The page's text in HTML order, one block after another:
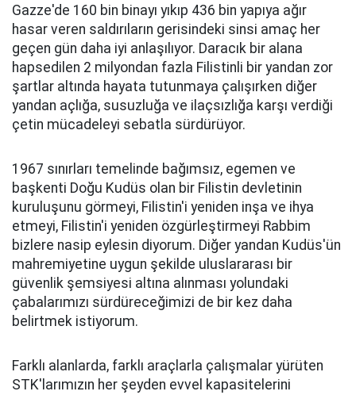
Gazze'de 160 bin binayı yıkıp 436 bin yapıya ağır
hasar veren saldırıların gerisindeki sinsi amaç her
geçen gün daha iyi anlaşılıyor. Daracık bir alana
hapsedilen 2 milyondan fazla Filistinli bir yandan zor
şartlar altında hayata tutunmaya çalışırken diğer
yandan açlığa, susuzluğa ve ilaçsızlığa karşı verdiği
çetin mücadeleyi sebatla sürdürüyor.
1967 sınırları temelinde bağımsız, egemen ve
başkenti Doğu Kudüs olan bir Filistin devletinin
kuruluşunu görmeyi, Filistin'i yeniden inşa ve ihya
etmeyi, Filistin'i yeniden özgürleştirmeyi Rabbim
bizlere nasip eylesin diyorum. Diğer yandan Kudüs'ün
mahremiyetine uygun şekilde uluslararası bir
güvenlik şemsiyesi altına alınması yolundaki
çabalarımızı sürdüreceğimizi de bir kez daha
belirtmek istiyorum.
Farklı alanlarda, farklı araçlarla çalışmalar yürüten
STK'larımızın her şeyden evvel kapasitelerini